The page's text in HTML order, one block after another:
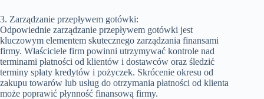
3. Zarządzanie przepływem gotówki:
Odpowiednie zarządzanie przepływem gotówki jest
kluczowym elementem skutecznego zarządzania finansami
firmy. Właściciele firm powinni utrzymywać kontrole nad
terminami płatności od klientów i dostawców oraz śledzić
terminy spłaty kredytów i pożyczek. Skrócenie okresu od
zakupu towarów lub usług do otrzymania płatności od klienta
może poprawić płynność finansową firmy.